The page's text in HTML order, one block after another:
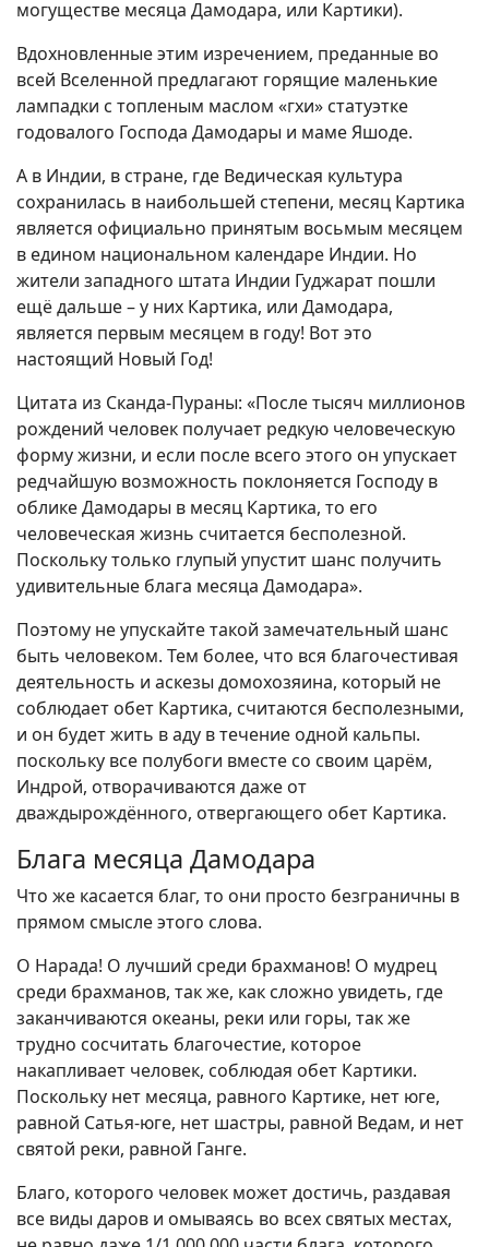
могуществе месяца Дамодара, или Картики).
Вдохновленные этим изречением, преданные во
всей Вселенной предлагают горящие маленькие
лампадки с топленым маслом «гхи» статуэтке
годовалого Господа Дамодары и маме Яшоде.
А в Индии, в стране, где Ведическая культура
сохранилась в наибольшей степени, месяц Картика
является официально принятым восьмым месяцем
в едином национальном календаре Индии. Но
жители западного штата Индии Гуджарат пошли
ещё дальше – у них Картика, или Дамодара,
является первым месяцем в году! Вот это
настоящий Новый Год!
Цитата из Сканда-Пураны: «После тысяч миллионов
рождений человек получает редкую человеческую
форму жизни, и если после всего этого он упускает
редчайшую возможность поклоняется Господу в
облике Дамодары в месяц Картика, то его
человеческая жизнь считается бесполезной.
Поскольку только глупый упустит шанс получить
удивительные блага месяца Дамодара».
Поэтому не упускайте такой замечательный шанс
быть человеком. Тем более, что вся благочестивая
деятельность и аскезы домохозяина, который не
соблюдает обет Картика, считаются бесполезными,
и он будет жить в аду в течение одной кальпы.
поскольку все полубоги вместе со своим царём,
Индрой, отворачиваются даже от
дваждырождённого, отвергающего обет Картика.
Блага месяца Дамодара
Что же касается благ, то они просто безграничны в
прямом смысле этого слова.
О Нарада! О лучший среди брахманов! О мудрец
среди брахманов, так же, как сложно увидеть, где
заканчиваются океаны, реки или горы, так же
трудно сосчитать благочестие, которое
накапливает человек, соблюдая обет Картики.
Поскольку нет месяца, равного Картике, нет юге,
равной Сатья-юге, нет шастры, равной Ведам, и нет
святой реки, равной Ганге.
Благо, которого человек может достичь, раздавая
все виды даров и омываясь во всех святых местах,